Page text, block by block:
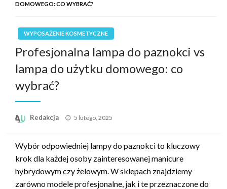
DOMOWEGO: CO WYBRAĆ?
WYPOSAŻENIE KOSMETYCZNE
Profesjonalna lampa do paznokci vs
lampa do użytku domowego: co
wybrać?
Redakcja
Opublikowane
5 lutego, 2025
Wybór odpowiedniej lampy do paznokci to kluczowy
krok dla każdej osoby zainteresowanej manicure
hybrydowym czy żelowym. W sklepach znajdziemy
zarówno modele profesjonalne, jak i te przeznaczone do